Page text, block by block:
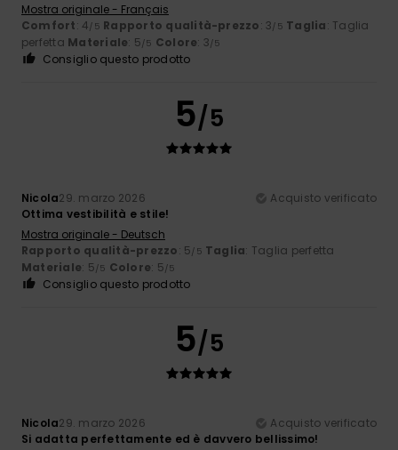
Mostra originale - Français
Comfort: 4/5 Rapporto qualità-prezzo: 3/5 Taglia: Taglia
perfetta Materiale: 5/5 Colore: 3/5
Consiglio questo prodotto
5/5
Nicola29. marzo 2026
Acquisto verificato
Ottima vestibilità e stile!
Mostra originale - Deutsch
Rapporto qualità-prezzo: 5/5 Taglia: Taglia perfetta
Materiale: 5/5 Colore: 5/5
Consiglio questo prodotto
5/5
Nicola29. marzo 2026
Acquisto verificato
Si adatta perfettamente ed è davvero bellissimo!